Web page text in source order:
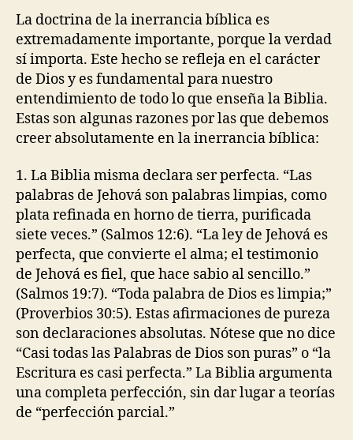
inerrancia
de
la
Biblia?
La doctrina de la inerrancia bíblica es
extremadamente importante, porque la verdad
sí importa. Este hecho se refleja en el carácter
de Dios y es fundamental para nuestro
entendimiento de todo lo que enseña la Biblia.
Estas son algunas razones por las que debemos
creer absolutamente en la inerrancia bíblica:
1. La Biblia misma declara ser perfecta. “Las
palabras de Jehová son palabras limpias, como
plata refinada en horno de tierra, purificada
siete veces.” (Salmos 12:6). “La ley de Jehová es
perfecta, que convierte el alma; el testimonio
de Jehová es fiel, que hace sabio al sencillo.”
(Salmos 19:7). “Toda palabra de Dios es limpia;”
(Proverbios 30:5). Estas afirmaciones de pureza
son declaraciones absolutas. Nótese que no dice
“Casi todas las Palabras de Dios son puras” o “la
Escritura es casi perfecta.” La Biblia argumenta
una completa perfección, sin dar lugar a teorías
de “perfección parcial.”